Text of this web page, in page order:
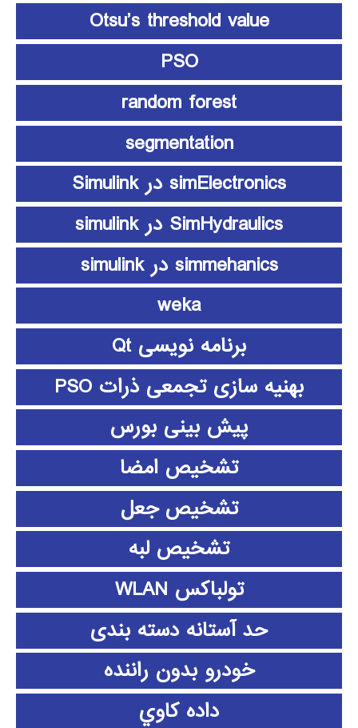
Otsu’s threshold value
PSO
random forest
segmentation
simElectronics در Simulink
SimHydraulics در simulink
simmehanics در simulink
weka
برنامه نویسی Qt
بهنیه سازی تجمعی ذرات PSO
پیش بینی بورس
تشخیص امضا
تشخیص جعل
تشخیص لبه
تولباکس WLAN
حد آستانه دسته بندی
خودرو بدون راننده
داده كاوي